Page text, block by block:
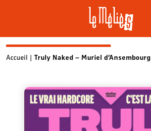
SkipAccueil | Truly Naked – Muriel d’Ansembourg